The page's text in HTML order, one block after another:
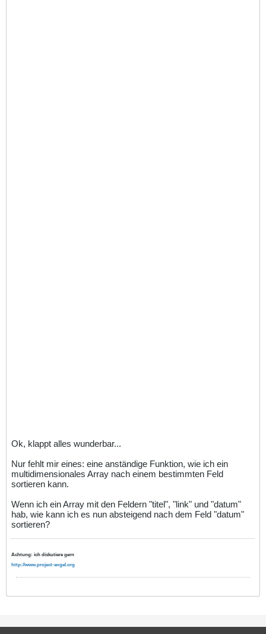
Ok, klappt alles wunderbar...
Nur fehlt mir eines: eine anständige Funktion, wie ich ein
multidimensionales Array nach einem bestimmten Feld
sortieren kann.
Wenn ich ein Array mit den Feldern "titel", "link" und "datum"
hab, wie kann ich es nun absteigend nach dem Feld "datum"
sortieren?
Achtung: ich diskutiere gern
http://www.project-angel.org